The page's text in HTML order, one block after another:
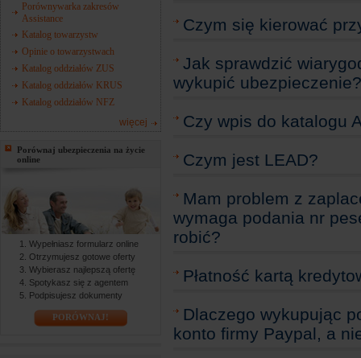
Porównywarka zakresów
Assistance
Katalog towarzystw
Opinie o towarzystwach
Katalog oddziałów ZUS
Katalog oddziałów KRUS
Katalog oddziałów NFZ
więcej
Porównaj ubezpieczenia na życie
online
Wypełniasz formularz online
Otrzymujesz gotowe oferty
Wybierasz najlepszą ofertę
Spotykasz się z agentem
Podpisujesz dokumenty
PORÓWNAJ!
Czym się kierować
Jak sprawdzić
wykupić ubezpieczenie?
Czy wpis do katalogu
Czym jest LEAD?
Mam problem z
wymaga podania nr
robić?
Płatność kartą
Dlaczego wykupując
konto firmy Paypal, a